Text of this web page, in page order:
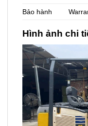
Bảo hành
Hình ảnh chi